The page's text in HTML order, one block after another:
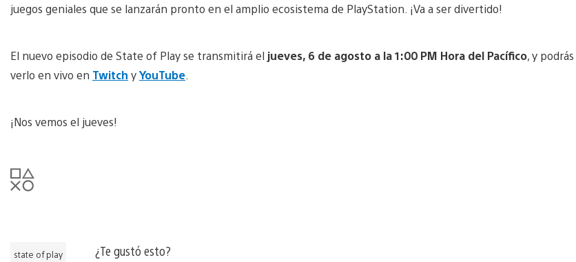
juegos geniales que se lanzarán pronto en el amplio ecosistema de PlayStation. ¡Va a ser divertido!
El nuevo episodio de State of Play se transmitirá el jueves, 6 de agosto a la 1:00 PM Hora del Pacífico, y podrás
verlo en vivo en Twitch yYouTube
¡Nos vemos el jueves!
state of play
¿Te gustó esto?